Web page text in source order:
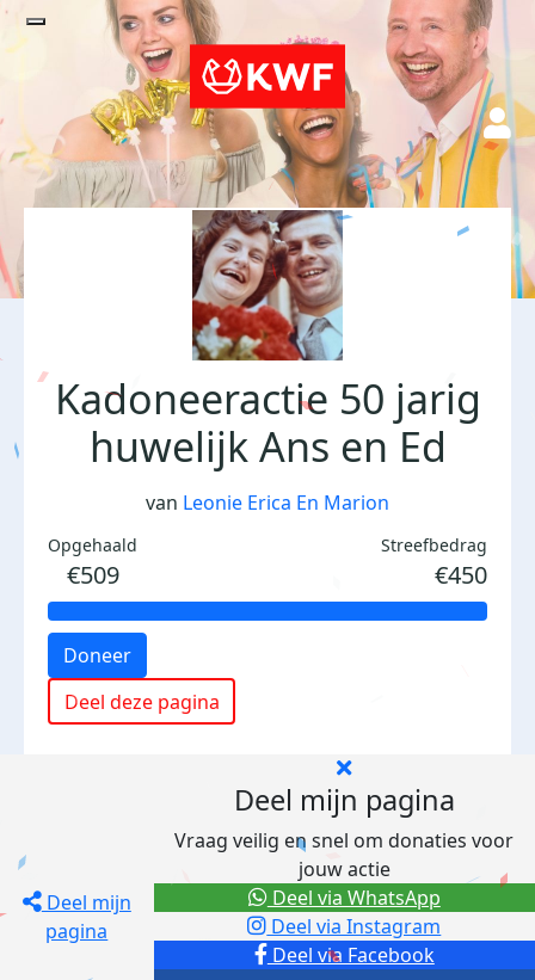
Kadoneeractie 50 jarig
huwelijk Ans en Ed
van Leonie Erica En Marion
Opgehaald
€509
Streefbedrag
€450
Doneer
Deel deze pagina
Deel mijn
pagina
Deel mijn pagina
Vraag veilig en snel om donaties voor
jouw actie
Deel via Facebook
Deel via Instagram
Deel via WhatsApp